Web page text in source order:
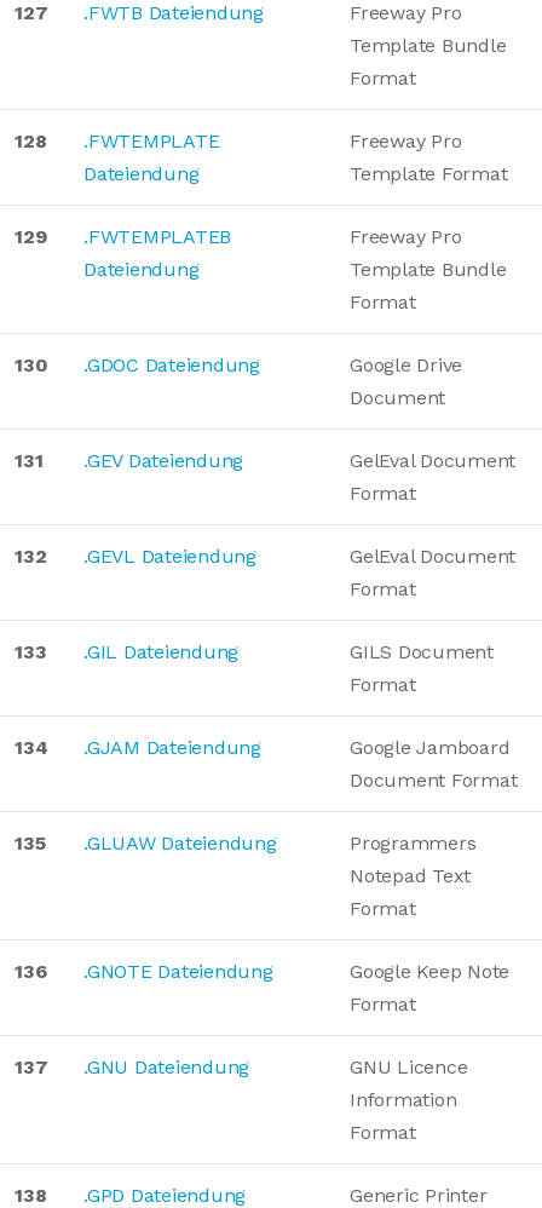
127 .FWTB Dateiendung
Freeway Pro
Template Bundle
Format
128
.FWTEMPLATE
Dateiendung
Freeway Pro
Template Format
129
.FWTEMPLATEB
Dateiendung
Freeway Pro
Template Bundle
Format
130 .GDOC Dateiendung
Google Drive
Document
131 .GEV Dateiendung
GelEval Document
Format
132 .GEVL Dateiendung
GelEval Document
Format
133 .GIL Dateiendung
GILS Document
Format
134 .GJAM Dateiendung
Google Jamboard
Document Format
135 .GLUAW Dateiendung
Programmers
Notepad Text
Format
136 .GNOTE Dateiendung
Google Keep Note
Format
137 .GNU Dateiendung
GNU Licence
Information
Format
138 .GPD Dateiendung
Generic Printer